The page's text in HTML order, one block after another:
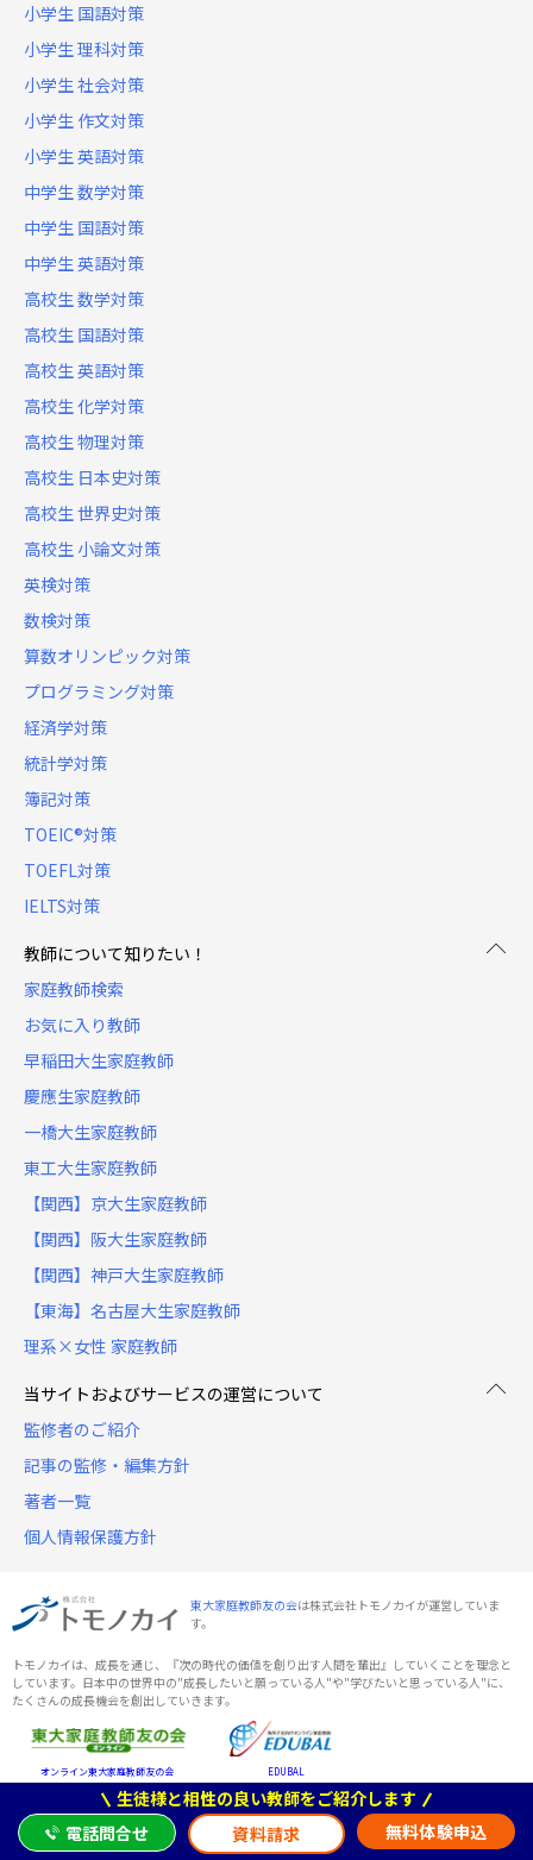
生徒様と相性の良い教師をご紹介します
電話問合せ
資料請求 無料体験申込
小学生 国語対策
小学生 理科対策
小学生 社会対策
小学生 作文対策
小学生 英語対策
中学生 数学対策
中学生 国語対策
中学生 英語対策
高校生 数学対策
高校生 国語対策
高校生 英語対策
高校生 化学対策
高校生 物理対策
高校生 日本史対策
高校生 世界史対策
高校生 小論文対策
英検対策
数検対策
算数オリンピック対策
プログラミング対策
経済学対策
統計学対策
簿記対策
TOEIC®対策
TOEFL対策
IELTS対策
教師について知りたい！
家庭教師検索
お気に入り教師
早稲田大生家庭教師
慶應生家庭教師
一橋大生家庭教師
東工大生家庭教師
【関西】京大生家庭教師
【関西】阪大生家庭教師
【関西】神戸大生家庭教師
【東海】名古屋大生家庭教師
理系×女性 家庭教師
当サイトおよびサービスの運営について
監修者のご紹介
記事の監修・編集方針
著者一覧
個人情報保護方針
東大家庭教師友の会は株式会社トモノカイが運営していま
す。
トモノカイは、成長を通じ、『次の時代の価値を創り出す人間を輩出』していくことを理念と
しています。日本中の世界中の"成長したいと願っている人"や"学びたいと思っている人"に、
たくさんの成長機会を創出していきます。
オンライン東大家庭教師友の会 EDUBAL
Tech Teacher t-news